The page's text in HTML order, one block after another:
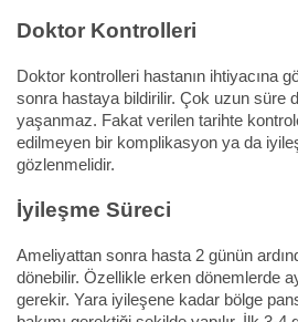
Doktor Kontrolleri
Doktor kontrolleri hastanın ihtiyacına
sonra hastaya bildirilir. Çok uzun süre
yaşanmaz. Fakat verilen tarihte
edilmeyen bir komplikasyon ya da
gözlenmelidir.
İyileşme Süreci
Ameliyattan sonra hasta 2 günün
dönebilir. Özellikle erken dönemlerde
gerekir. Yara iyileşene kadar bölge